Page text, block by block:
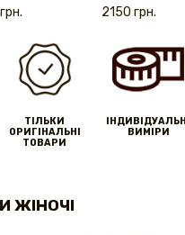
2150 грн.
ТІЛЬКИ
ОРИГІНАЛЬНІ
ТОВАРИ
ВИМІРИ
ЖІНОЧІ